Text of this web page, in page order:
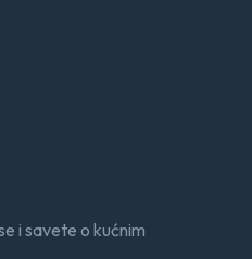
i savete o kućnim